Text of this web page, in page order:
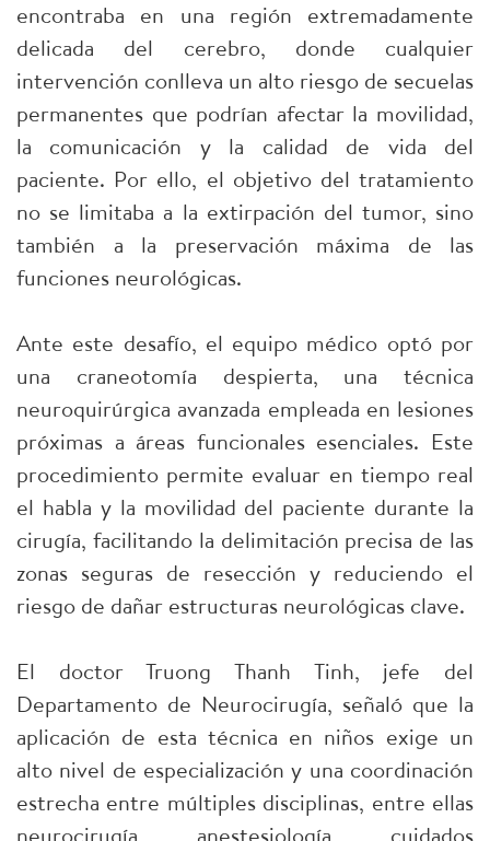
encontraba en una región extremadamente
delicada del cerebro, donde cualquier
intervención conlleva un alto riesgo de secuelas
permanentes que podrían afectar la movilidad,
la comunicación y la calidad de vida del
paciente. Por ello, el objetivo del tratamiento
no se limitaba a la extirpación del tumor, sino
también a la preservación máxima de las
funciones neurológicas.
Ante este desafío, el equipo médico optó por
una craneotomía despierta, una técnica
neuroquirúrgica avanzada empleada en lesiones
próximas a áreas funcionales esenciales. Este
procedimiento permite evaluar en tiempo real
el habla y la movilidad del paciente durante la
cirugía, facilitando la delimitación precisa de las
zonas seguras de resección y reduciendo el
riesgo de dañar estructuras neurológicas clave.
El doctor Truong Thanh Tinh, jefe del
Departamento de Neurocirugía, señaló que la
aplicación de esta técnica en niños exige un
alto nivel de especialización y una coordinación
estrecha entre múltiples disciplinas, entre ellas
neurocirugía, anestesiología, cuidados